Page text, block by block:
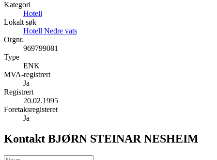
Kategori
Hotell
Lokalt søk
Hotell Nedre vats
Orgnr.
969799081
Type
ENK
MVA-registrert
Ja
Registrert
20.02.1995
Foretaksregisteret
Ja
Kontakt BJØRN STEINAR NESHEIM